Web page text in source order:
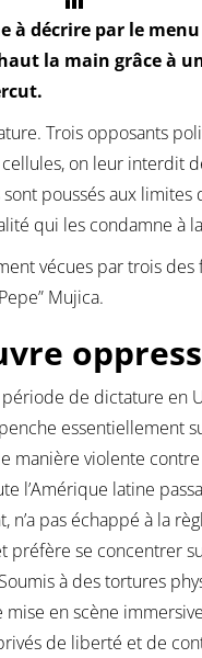
décrire par le
la main grâce à
Trois opposants
on leur interdit
poussés aux
qui les condamne à
vécues par trois
Mujica.
de dictature en
essentiellement
manière violente
l’Amérique latine
pas échappé à la
se concentrer
à des tortures
mise en scène
de liberté et de